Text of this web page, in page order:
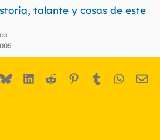
talante y cosas de este
BlueskyLinkedIn
Reddit Pinterest
Tumblr